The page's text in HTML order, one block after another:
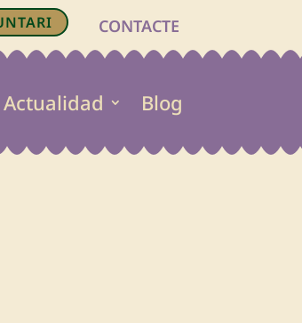
CONTACTE
Actualidad Blog